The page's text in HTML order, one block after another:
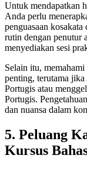
Untuk mendapatkan
Anda perlu
penguasaan kosakata
rutin dengan penutur
menyediakan sesi
Selain itu,
penting, terutama
Portugis atau
Portugis.
dan nuansa dalam
5. Peluang
Kursus